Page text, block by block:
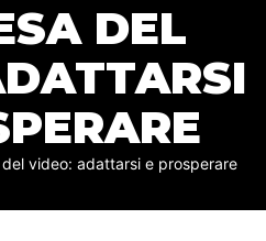
DEL
del video: adattarsi e prosperare